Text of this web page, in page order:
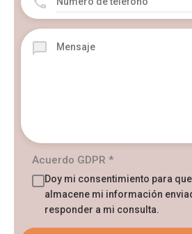
Acuerdo GDPR *
Doy mi consentimiento para
almacene mi información
responder a mi consulta.